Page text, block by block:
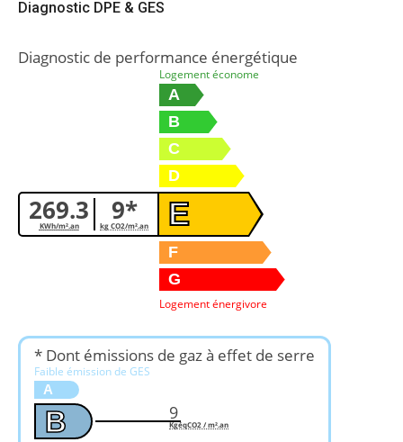
Diagnostic DPE & GES
Diagnostic de performance énergétique
269.3
KWh/m².an 9*
kg CO2/m².an
Logement économe
A
B
C
D
E
F
G
Logement énergivore
* Dont émissions de gaz à effet de serre
Faible émission de GES
A
B 9
KgéqCO2 / m².an